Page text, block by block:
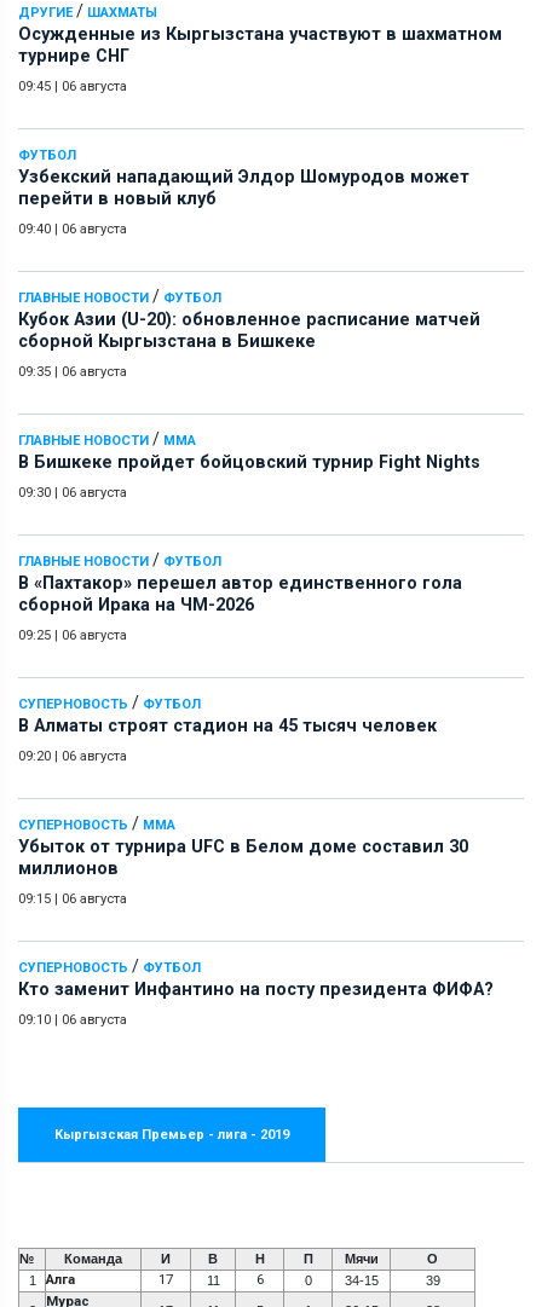
ДРУГИЕ/ ШАХМАТЫ
Осужденные из Кыргызстана участвуют в шахматном
турнире СНГ
09:45 06 августа
ФУТБОЛ
Узбекский нападающий Элдор Шомуродов может
перейти в новый клуб
09:40 06 августа
ГЛАВНЫЕ НОВОСТИ / ФУТБОЛ
Кубок Азии (U-20): обновленное расписание матчей
сборной Кыргызстана в Бишкеке
09:35 06 августа
ГЛАВНЫЕ НОВОСТИ / ММА
В Бишкеке пройдет бойцовский турнир Fight Nights
09:30 06 августа
ГЛАВНЫЕ НОВОСТИ / ФУТБОЛ
В «Пахтакор» перешел автор единственного гола
сборной Ирака на ЧМ-2026
09:25 06 августа
СУПЕРНОВОСТЬ / ФУТБОЛ
В Алматы строят стадион на 45 тысяч человек
09:20 06 августа
СУПЕРНОВОСТЬ / ММА
Убыток от турнира UFC в Белом доме составил 30
миллионов
09:15 06 августа
СУПЕРНОВОСТЬ / ФУТБОЛ
Кто заменит Инфантино на посту президента ФИФА?
09:10 06 августа
Кыргызская Премьер - лига - 2019
№ Команда И В Н П Мячи
О
1
Алга 17 11 6 0 34-15 39
Мурас